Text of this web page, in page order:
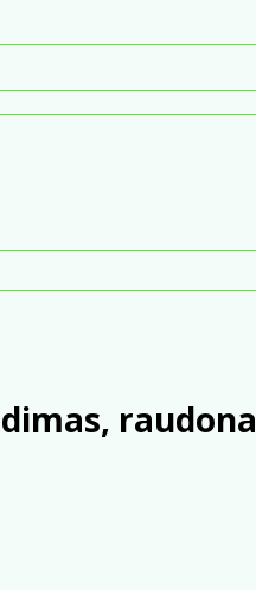
raudona